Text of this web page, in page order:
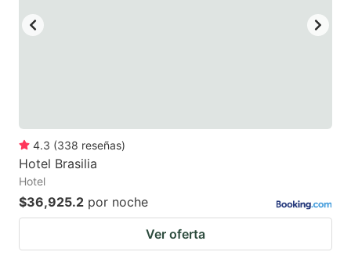
4.3 (338 reseñas)
Hotel Brasilia
Hotel
$36,925.2 por noche
Ver oferta